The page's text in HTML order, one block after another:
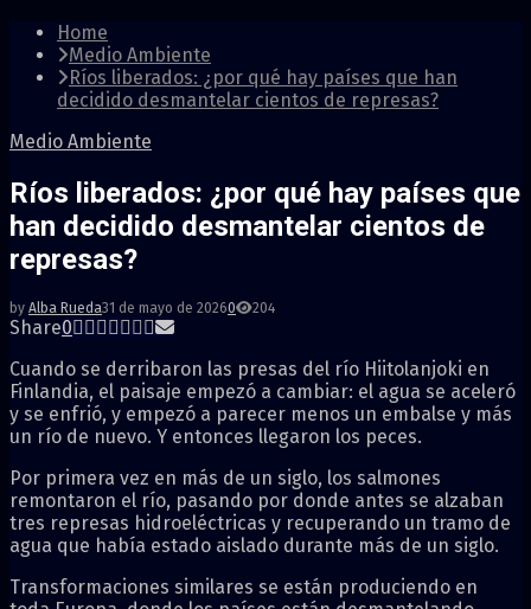
Home
Medio Ambiente
Ríos liberados: ¿por qué hay países que han
decidido desmantelar cientos de represas?
Medio Ambiente
Ríos liberados: ¿por qué hay países que
han decidido desmantelar cientos de
represas?
by Alba Rueda31 de mayo de 20260 204
Share0
Cuando se derribaron las presas del río Hiitolanjoki en
Finlandia, el paisaje empezó a cambiar: el agua se aceleró
y se enfrió, y empezó a parecer menos un embalse y más
un río de nuevo. Y entonces llegaron los peces.
Por primera vez en más de un siglo, los salmones
remontaron el río, pasando por donde antes se alzaban
tres represas hidroeléctricas y recuperando un tramo de
agua que había estado aislado durante más de un siglo.
Transformaciones similares se están produciendo en